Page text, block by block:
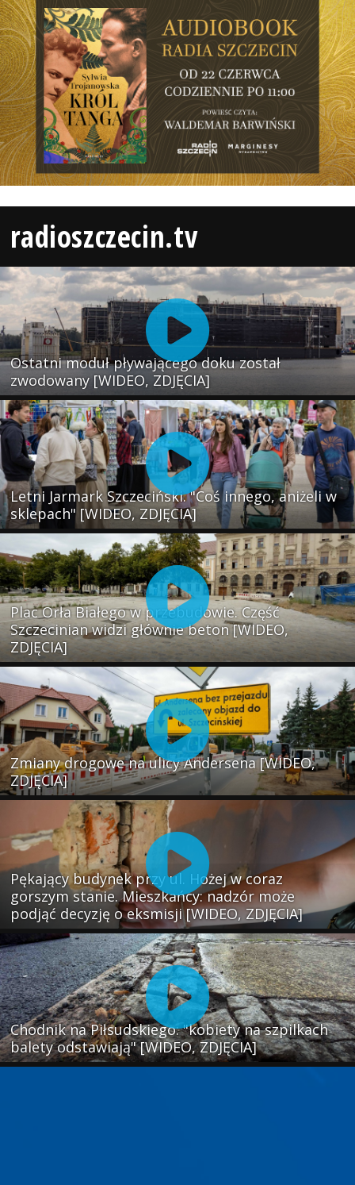
radioszczecin.tv
Ostatni moduł pływającego doku został
zwodowany [WIDEO, ZDJĘCIA]
Letni Jarmark Szczeciński. "Coś innego, aniżeli w
sklepach" [WIDEO, ZDJĘCIA]
Plac Orła Białego w przebudowie. Część
Szczecinian widzi głównie beton [WIDEO,
ZDJĘCIA]
Zmiany drogowe na ulicy Andersena [WIDEO,
ZDJĘCIA]
Pękający budynek przy ul. Hożej w coraz
gorszym stanie. Mieszkańcy: nadzór może
podjąć decyzję o eksmisji [WIDEO, ZDJĘCIA]
Chodnik na Piłsudskiego: "kobiety na szpilkach
balety odstawiają" [WIDEO, ZDJĘCIA]